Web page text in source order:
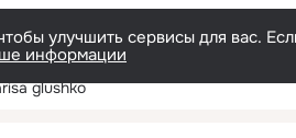
улучшить сервисы для вас.
информации
glushko